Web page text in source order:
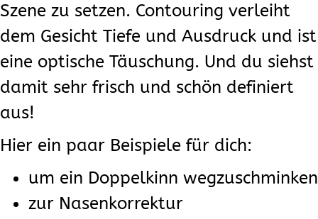
Szene zu setzen. Contouring verleiht
dem Gesicht Tiefe und Ausdruck und ist
eine optische Täuschung. Und du siehst
damit sehr frisch und schön definiert
aus!
Hier ein paar Beispiele für dich:
um ein Doppelkinn wegzuschminken
zur Nasenkorrektur